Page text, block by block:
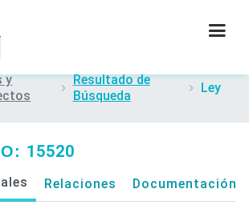
INSTITUCIÓN
SECRETARÍAS
PRENSA
y
Resultado de
Búsqueda
Ley
15520
Relaciones Documentación